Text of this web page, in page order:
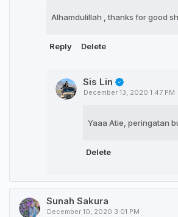
Alhamdulillah , thanks for good
Reply Delete
Sis Lin
December 13, 2020 1:47 PM
Yaaa Atie, peringatan
Delete
Sunah Sakura
December 10, 2020 3:01 PM